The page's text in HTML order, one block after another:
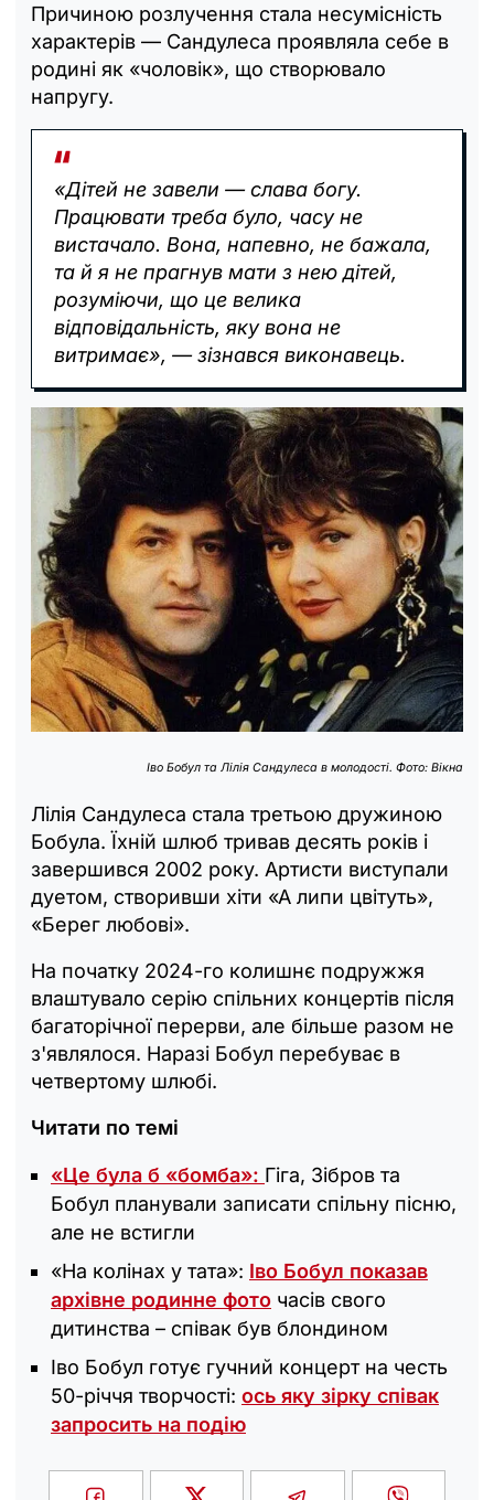
Причиною розлучення стала несумісність
характерів — Сандулеса проявляла себе в
родині як «чоловік», що створювало
напругу.
«Дітей не завели — слава богу.
Працювати треба було, часу не
вистачало. Вона, напевно, не бажала,
та й я не прагнув мати з нею дітей,
розуміючи, що це велика
відповідальність, яку вона не
витримає», — зізнався виконавець.
Іво Бобул та Лілія Сандулеса в молодості. Фото: Вікна
Лілія Сандулеса стала третьою дружиною
Бобула. Їхній шлюб тривав десять років і
завершився 2002 року. Артисти виступали
дуетом, створивши хіти «А липи цвітуть»,
«Берег любові».
На початку 2024-го колишнє подружжя
влаштувало серію спільних концертів після
багаторічної перерви, але більше разом не
з'являлося. Наразі Бобул перебуває в
четвертому шлюбі.
Читати по темі
«Це була б «бомба»: Гіга, Зібров та
Бобул планували записати спільну пісню,
але не встигли
«На колінах у тата»: Іво Бобул показав
архівне родинне фото часів свого
дитинства – співак був блондином
Іво Бобул готує гучний концерт на честь
50-річчя творчості: ось яку зірку співак
запросить на подію